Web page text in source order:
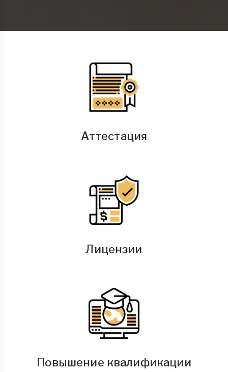
Аттестация
Лицензии
Повышение квалификации